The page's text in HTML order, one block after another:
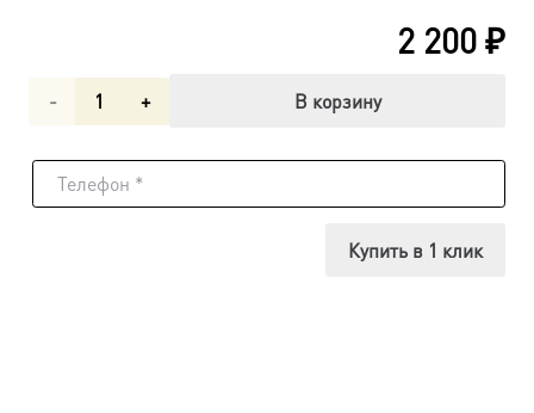
2 200₽
Количество
Разбойник
В корзину
Купить в 1 клик